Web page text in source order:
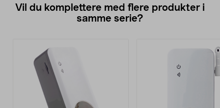
Vil du komplettere med flere produkter i
samme serie?